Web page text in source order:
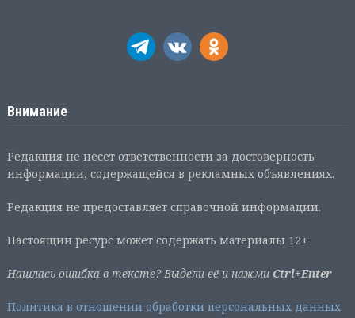
Внимание
Редакция не несет ответственности за достоверность
информации, содержащейся в рекламных объявлениях.
Редакция не предоставляет справочной информации.
Настоящий ресурс может содержать материалы 12+
Нашлась ошибка в тексте? Выдели её и нажми Ctrl+Enter
Политика в отношении обработки персональных данных